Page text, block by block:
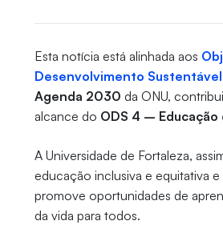
Esta notícia está alinhada aos
Desenvolvimento Sustentável
Agenda 2030 da ONU,
alcance do ODS 4 – Educação
A Universidade de Fortaleza,
educação inclusiva e equitativa e
promove oportunidades de
da vida para todos.